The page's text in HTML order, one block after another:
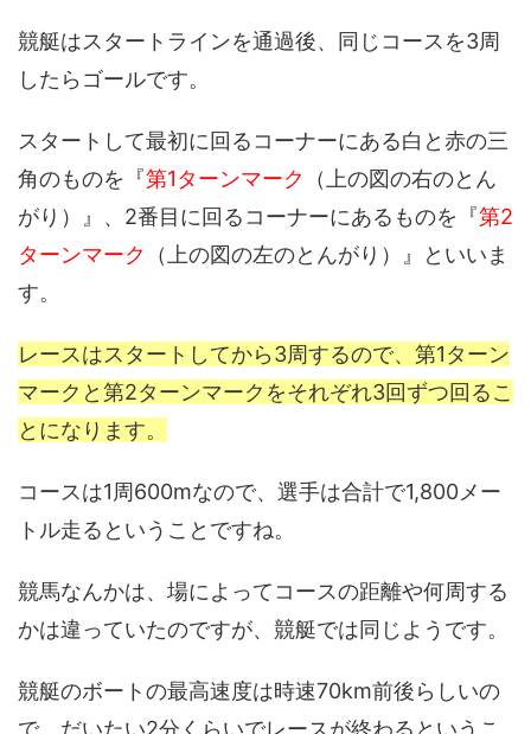
競艇はスタートラインを通過後、同じコースを3周
したらゴールです。
スタートして最初に回るコーナーにある白と赤の三
角のものを『第1ターンマーク
（上の図の右のとん
がり）』、2番目に回るコーナーにあるものを『第2
ターンマーク
（上の図の左のとんがり）』といいま
す。
レースはスタートしてから3周するので、第1ターン
マークと第2ターンマークをそれぞれ3回ずつ回るこ
とになります。
コースは1周600mなので、選手は合計で1,800メー
トル走るということですね。
競馬なんかは、場によってコースの距離や何周する
かは違っていたのですが、競艇では同じようです。
競艇のボートの最高速度は時速70km前後らしいの